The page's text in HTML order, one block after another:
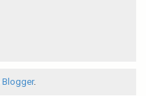
Blogger.